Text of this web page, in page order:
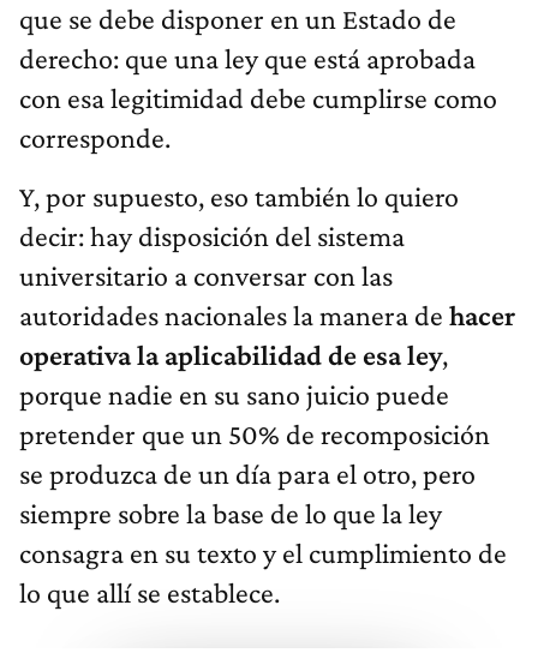
que se debe disponer en un Estado de
derecho: que una ley que está aprobada
con esa legitimidad debe cumplirse como
corresponde.
Y, por supuesto, eso también lo quiero
decir: hay disposición del sistema
universitario a conversar con las
autoridades nacionales la manera de hacer
operativa la aplicabilidad de esa ley,
porque nadie en su sano juicio puede
pretender que un 50% de recomposición
se produzca de un día para el otro, pero
siempre sobre la base de lo que la ley
consagra en su texto y el cumplimiento de
lo que allí se establece.